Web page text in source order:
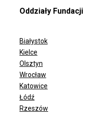
Oddziały Fundacji
Białystok
Kielce
Olsztyn
Wrocław
Katowice
Łódź
Rzeszów